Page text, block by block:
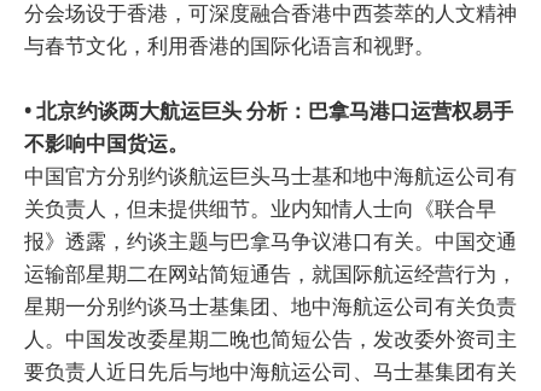
分会场设于香港，可深度融合香港中西荟萃的人文精神
与春节文化，利用香港的国际化语言和视野。
• 北京约谈两大航运巨头 分析：巴拿马港口运营权易手
不影响中国货运。
中国官方分别约谈航运巨头马士基和地中海航运公司有
关负责人，但未提供细节。业内知情人士向《联合早
报》透露，约谈主题与巴拿马争议港口有关。中国交通
运输部星期二在网站简短通告，就国际航运经营行为，
星期一分别约谈马士基集团、地中海航运公司有关负责
人。中国发改委星期二晚也简短公告，发改委外资司主
要负责人近日先后与地中海航运公司、马士基集团有关